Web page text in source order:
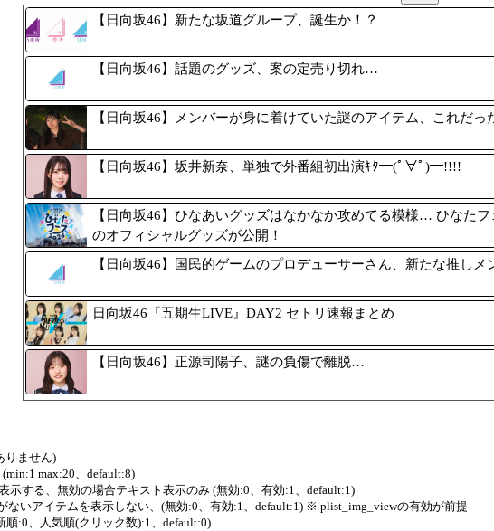
【日向坂46】新たな坂道グループ、誕生か！？
【日向坂46】話題のグッズ、案の定売り切れ…
【日向坂46】メンバーが身に着けていた謎のアイテム、これだ
【日向坂46】坂井新奈、単独で外番組初出演ｷﾀ━(ﾟ∀ﾟ)━!!!!
【日向坂46】ひなあいグッズはなかなか攻めてる模様… ひなたフ
のオフィシャルグッズが公開！
【日向坂46】国民的ゲームのプロデューサーさん、新たな推しメ
日向坂46『五期生LIVE』DAY2 セトリ速報まとめ
【日向坂46】正源司陽子、謎の負傷で離脱…
りません)
max:20、default:8)
示する、無効の場合テキスト表示のみ (無効:0、有効:1、default:1)
ないアイテムを表示しない、(無効:0、有効:1、default:1) ※ plist_img_viewの有効が前提
順:0、人気順(クリック数):1、default:0)